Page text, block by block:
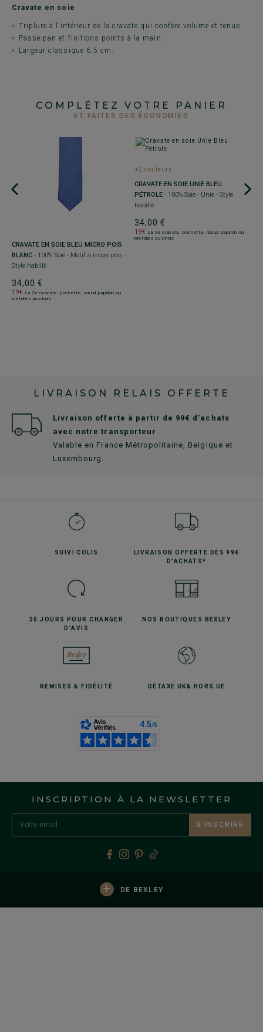
Cravate en soie
Triplure à l’intérieur de la cravate qui confère volume et tenue.
Passe-pan et finitions points à la main.
Largeur classique 6,5 cm.
COMPLÉTEZ VOTRE PANIER
ET FAITES DES ÉCONOMIES
CRAVATE EN SOIE BLEU MICRO POIS
BLANC - 100% Soie - Motif à micro pois -
Style habillé
34,00 €
19€ La 2e cravate, pochette, nœud papillon ou
bretelles au choix
+2 couleurs
CRAVATE EN SOIE UNIE BLEU
PÉTROLE - 100% Soie - Unie - Style
habillé
34,00 €
19€ La 2e cravate, pochette, nœud papillon ou
bretelles au choix
LIVRAISON RELAIS OFFERTE
Livraison offerte à partir de 99€ d'achats
avec notre transporteur
Valable en France Métropolitaine, Belgique et
Luxembourg.
SUIVICOLIS LIVRAISON OFFERTE
DÈS 99€
D'ACHATS*
30 JOURS POURCHANGER
D'AVIS
NOS BOUTIQUES BEXLEY
REMISES& FIDÉLITÉ DÉTAXE UK& HORS UE
INSCRIPTION À LA NEWSLETTER
S’INSCRIRE
+ DE BEXLEY